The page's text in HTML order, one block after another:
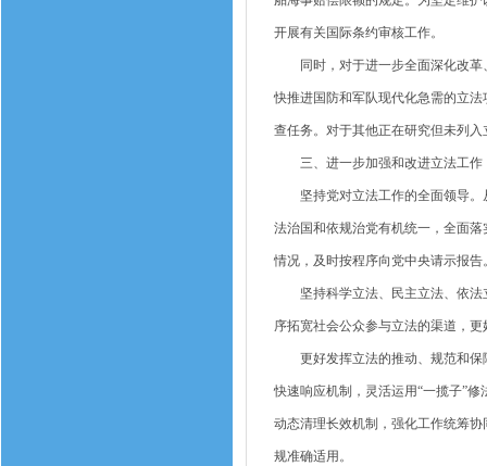
开展有关国际条约审核工作。
同时，对于进一步全面深化改革
快推进国防和军队现代化急需的立
查任务。对于其他正在研究但未列
三、进一步加强和改进立法工作
坚持党对立法工作的全面领导。
法治国和依规治党有机统一，全面
情况，及时按程序向党中央请示报告
坚持科学立法、民主立法、依法
序拓宽社会公众参与立法的渠道，
更好发挥立法的推动、规范和保障
快速响应机制，灵活运用“一揽子”
动态清理长效机制，强化工作统筹
规准确适用。